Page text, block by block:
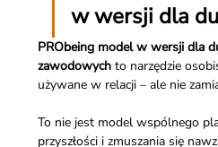
w wersji dla
PRObeing model w wersji dla
zawodowych to narzędzie
używane w relacji – ale nie
To nie jest model wspólnego
przyszłości i zmuszania się